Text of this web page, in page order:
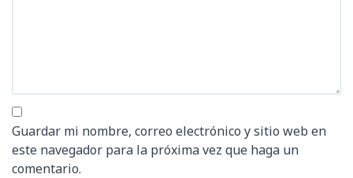
Guardar mi nombre, correo electrónico y sitio web en
este navegador para la próxima vez que haga un
comentario.